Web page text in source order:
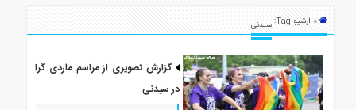
استرالیا
ارتباط
» آرشیو Tag: سیدنی
گزارش تصویری از مراسم ماردی گرا
در سیدنی